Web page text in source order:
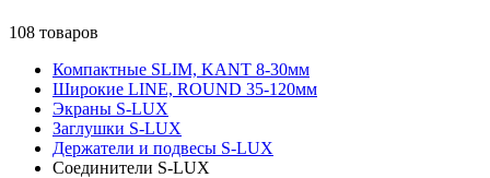
108 товаров
Компактные SLIM, KANT 8-30мм
Широкие LINE, ROUND 35-120мм
Экраны S-LUX
Заглушки S-LUX
Держатели и подвесы S-LUX
Соединители S-LUX